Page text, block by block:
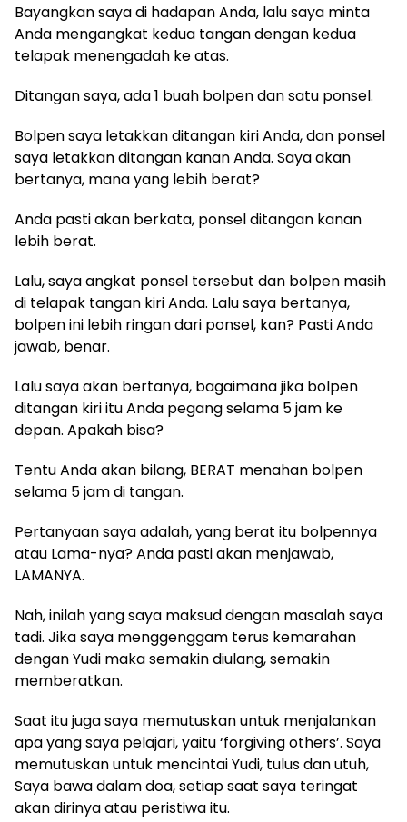
Bayangkan saya di hadapan Anda, lalu saya minta
Anda mengangkat kedua tangan dengan kedua
telapak menengadah ke atas.
Ditangan saya, ada 1 buah bolpen dan satu ponsel.
Bolpen saya letakkan ditangan kiri Anda, dan ponsel
saya letakkan ditangan kanan Anda. Saya akan
bertanya, mana yang lebih berat?
Anda pasti akan berkata, ponsel ditangan kanan
lebih berat.
Lalu, saya angkat ponsel tersebut dan bolpen masih
di telapak tangan kiri Anda. Lalu saya bertanya,
bolpen ini lebih ringan dari ponsel, kan? Pasti Anda
jawab, benar.
Lalu saya akan bertanya, bagaimana jika bolpen
ditangan kiri itu Anda pegang selama 5 jam ke
depan. Apakah bisa?
Tentu Anda akan bilang, BERAT menahan bolpen
selama 5 jam di tangan.
Pertanyaan saya adalah, yang berat itu bolpennya
atau Lama-nya? Anda pasti akan menjawab,
LAMANYA.
Nah, inilah yang saya maksud dengan masalah saya
tadi. Jika saya menggenggam terus kemarahan
dengan Yudi maka semakin diulang, semakin
memberatkan.
Saat itu juga saya memutuskan untuk menjalankan
apa yang saya pelajari, yaitu ‘forgiving others’. Saya
memutuskan untuk mencintai Yudi, tulus dan utuh,
Saya bawa dalam doa, setiap saat saya teringat
akan dirinya atau peristiwa itu.